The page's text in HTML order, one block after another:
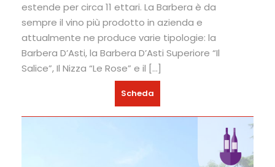
estende per circa 11 ettari. La Barbera è da
sempre il vino più prodotto in azienda e
attualmente ne produce varie tipologie: la
Barbera D’Asti, la Barbera D’Asti Superiore “Il
Salice”, Il Nizza “Le Rose” e il […]
Scheda